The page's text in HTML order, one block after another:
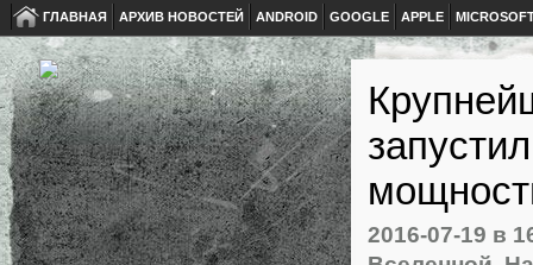
ГЛАВНАЯ АРХИВ НОВОСТЕЙ ANDROID GOOGLE APPLE
2016-07-19 в